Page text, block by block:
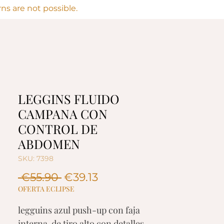
are not possible.
LEGGINS FLUIDO
CAMPANA CON
CONTROL DE
ABDOMEN
SKU: 7398
€55.90 Regular
Price
€39.13Sale
OFERTA ECLIPSE
legguins azul push-up con faja